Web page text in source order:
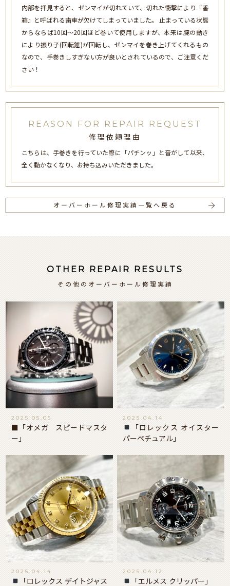
内部を拝見すると、ゼンマイが切れていて、切れた衝撃により『香
箱』と呼ばれる歯車が欠けてしまっていました。 止まっている状態
からならば10回～20回ほど巻いて使用しますが、本来は腕の動き
により振り子(回転錘)が回転し、ゼンマイを巻き上げてくれるもの
なので、手巻きしすぎない方が良いとされているので、ご注意くだ
さい！
REASON FOR REPAIR REQUEST
修理依頼理由
こちらは、手巻きを行っていた際に「パチンッ」と音がして以来、
全く動かなくなり、お持ち込みいただきました。
オーバーホール修理実績一覧へ戻る
OTHER REPAIR RESULTS
その他のオーバーホール修理実績
2025.05.05
■「オメガ スピードマスタ
ー」
2025.04.14
「ロレックス オイスター
パーペチュアル」
2025.04.14
「ロレックス デイトジャス
2025.04.12
「エルメス クリッパー」